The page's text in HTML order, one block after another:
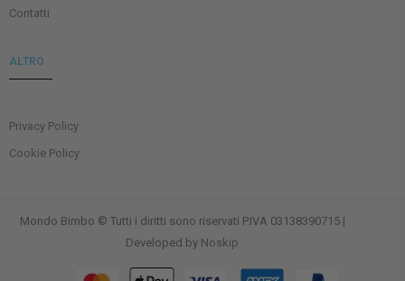
Contatti
ALTRO
Privacy Policy
Cookie Policy
Mondo Bimbo © Tutti i diritti sono riservati P.IVA 03138390715 |
Developed by Noskip